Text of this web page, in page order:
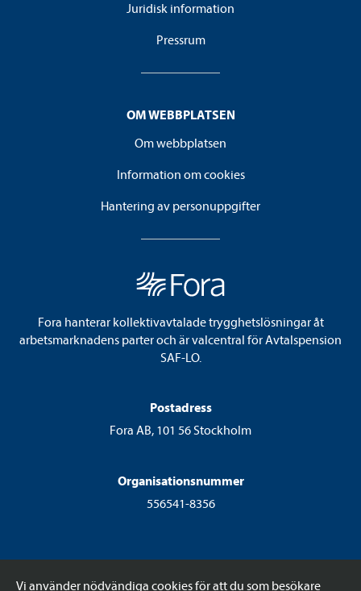
Vi använder nödvändiga cookies för att du som besökare
Juridisk information
Pressrum
OM WEBBPLATSEN
Om webbplatsen
Information om cookies
Hantering av personuppgifter
Fora hanterar kollektivavtalade trygghetslösningar åt
arbetsmarknadens parter och är valcentral för Avtalspension
SAF-LO.
Postadress
Fora AB, 101 56 Stockholm
Organisationsnummer
556541-8356